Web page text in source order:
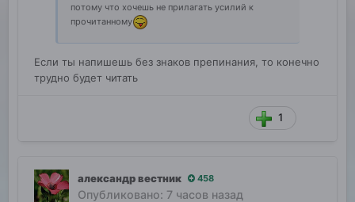
потому что хочешь не прилагать усилий к
прочитанному
Если ты напишешь без знаков препинания, то конечно
трудно будет читать
1
александр вестник 458
Опубликовано: 7 часов назад